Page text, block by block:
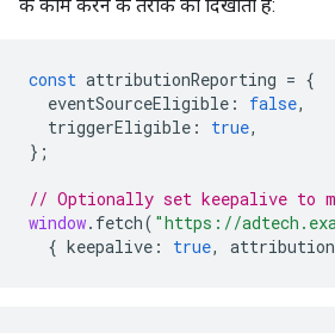
के काम करने के तरीके को दिखाता है:
const attributionReporting = {
eventSourceEligible : false,
triggerEligible : true,
};
// Optionally set keepalive to
window. fetch( "https://
{ keepalive : true,